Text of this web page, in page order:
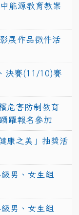
能源教育教案
展作品徵件活
決賽(11/10)賽
危害防制教育
躍報名參加
康之美」抽獎活
男、女生組
男、女生組